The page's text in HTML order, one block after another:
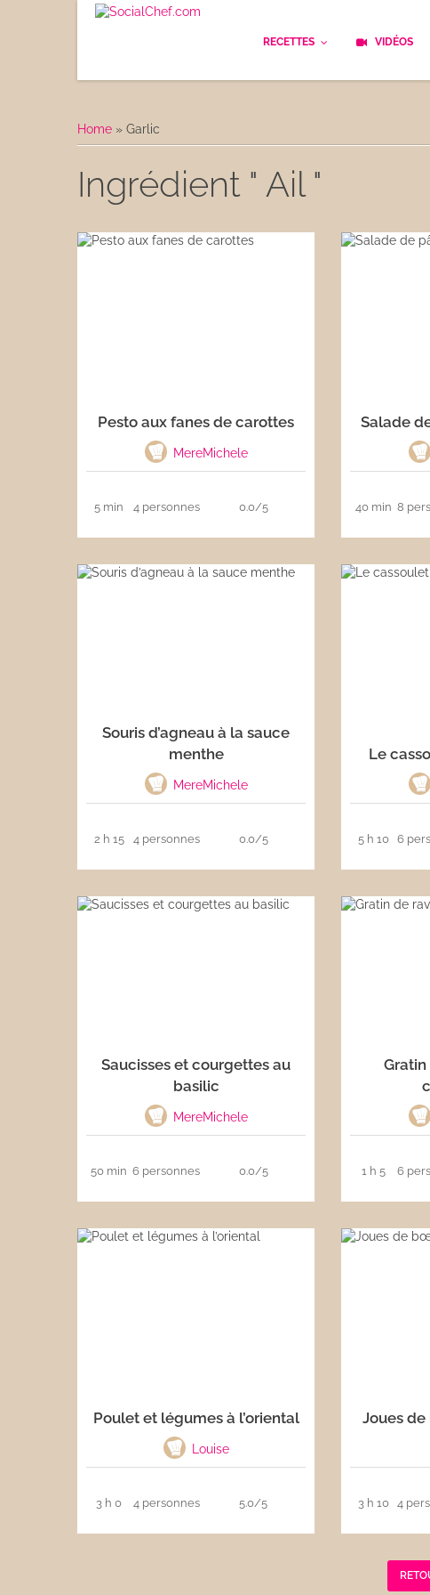
RECETTES
Le Pain
Apéritifs
Déjeuner
Boissons
Enfants
VIDÉOS
Home » Garlic
Ingrédient " Ail "
Pesto aux fanes de carottes
MereMichele
5 min 4 personnes 0.0/5
Salade
40 min 8
Souris d’agneau à la sauce
menthe
MereMichele
2 h 15 4 personnes 0.0/5
Le
5 h 10 6
Saucisses et courgettes au
basilic
MereMichele
50 min 6 personnes 0.0/5 1 h 5 6
Poulet et légumes à l’oriental
Louise
3 h 0 4 personnes 5.0/5
Joues
3 h 10 4